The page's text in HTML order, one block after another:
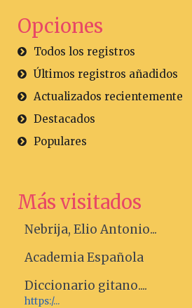
Opciones
Todos los registros
Últimos registros añadidos
Actualizados recientemente
Destacados
Populares
Más visitados
Nebrija, Elio Antonio...
Academia Española
Diccionario gitano....
https:/...